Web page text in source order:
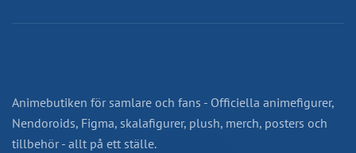
Animebutiken för samlare och fans - Officiella animefigurer,
Nendoroids, Figma, skalafigurer, plush, merch, posters och
tillbehör - allt på ett ställe.